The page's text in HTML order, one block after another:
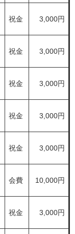
祝金 3,000円
祝金 3,000円
祝金 3,000円
祝金 3,000円
祝金 3,000円
会費 10,000円
祝金 3,000円